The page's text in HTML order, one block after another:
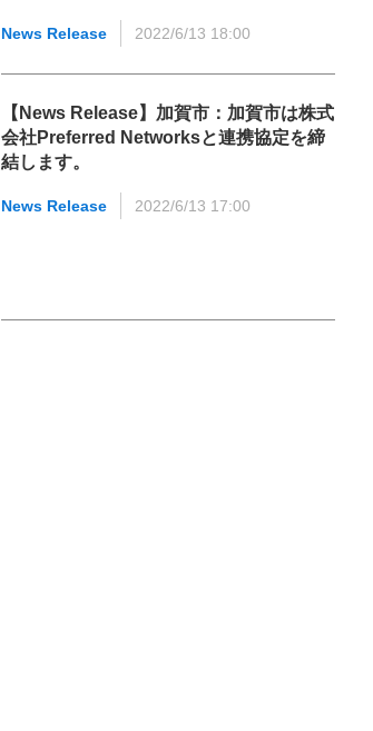
News Release 2022/6/13 18:00
【News Release】加賀市：加賀市は株式
会社Preferred Networksと連携協定を締
結します。
News Release 2022/6/13 17:00